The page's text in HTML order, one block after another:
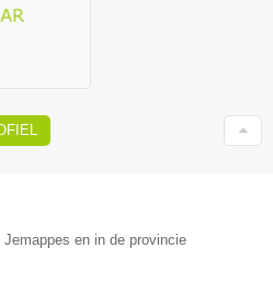
en in de provincie